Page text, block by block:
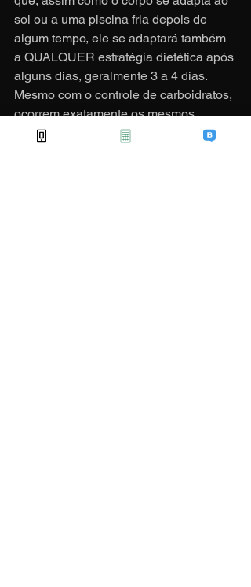
sol ou a uma piscina fria depois de
algum tempo, ele se adaptará também
a QUALQUER estratégia dietética após
alguns dias, geralmente 3 a 4 dias.
Mesmo com o controle de carboidratos,
ocorrem exatamente os mesmos
sintomas, e em seguida o corpo se